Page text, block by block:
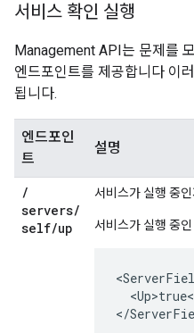
서비스 확인 실행
Management API는 문제를
엔드포인트를 제공합니다 이
됩니다.
엔드포인
트
설명
/
servers/
self/up
서비스가 실행 중
서비스가 실행 중
</